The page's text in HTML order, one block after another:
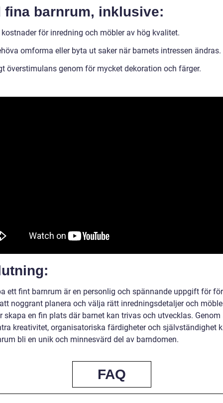
fina barnrum, inklusive:
för inredning och möbler av hög kvalitet.
omforma eller byta ut saker när barnets intressen ändras.
överstimulans genom för mycket dekoration och färger.
ett fint barnrum är en personlig och spännande uppgift för
noggrant planera och välja rätt inredningsdetaljer och
skapa en fin plats där barnet kan trivas och utvecklas. Genom
kreativitet, organisatoriska färdigheter och självständighet
bli en unik och minnesvärd del av barndomen.
FAQ